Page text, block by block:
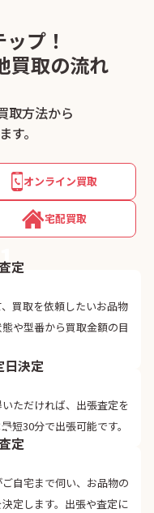
プ！
買取の流れ
取方法から
す。
オンライン買取
宅配買取
定
買取を依頼したいお品物
や型番から買取金額の目
日決定
ただければ、出張査定を
短30分で出張可能です。
定
自宅まで伺い、お品物の
定します。出張や査定に